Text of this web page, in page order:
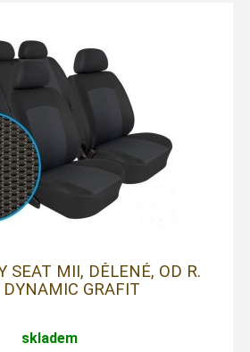
SEAT MII, DĚLENÉ, OD R.
DYNAMIC GRAFIT
skladem